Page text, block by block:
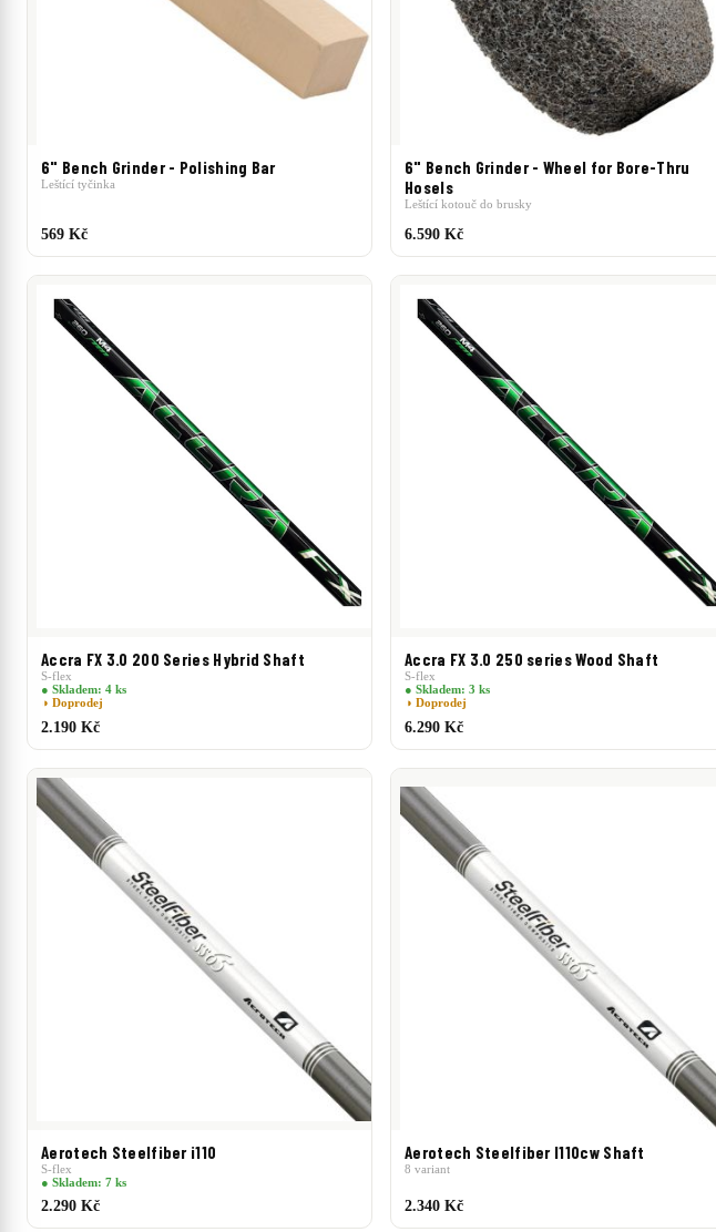
6" Bench Grinder - Polishing Bar
Leštící tyčinka
569 Kč
6" Bench Grinder - Wheel for Bore-Thru
Hosels
Leštící kotouč do brusky
6.590 Kč
Accra FX 3.0 200 Series Hybrid Shaft
S-flex
● Skladem: 4 ks
◑ Doprodej
2.190 Kč
Accra FX 3.0 250 series Wood Shaft
S-flex
● Skladem: 3 ks
◑ Doprodej
6.290 Kč
Aerotech Steelfiber i110
S-flex
● Skladem: 7 ks
2.290 Kč
Aerotech Steelfiber I110cw Shaft
8 variant
2.340 Kč